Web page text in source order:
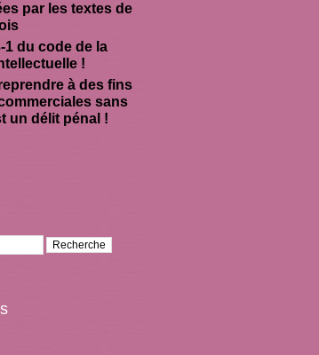
par les textes de
1 du code de la
!
à des fins
sans
un délit pénal !